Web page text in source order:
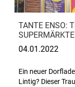
TANTE ENSO:
04.01.2022
Ein neuer
Lintig? Dieser